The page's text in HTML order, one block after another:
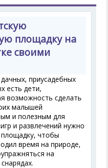
площадку на
своими
приусадебных
есть дети,
возможность сделать
малышей
и полезным для
и развлечений нужно
чтобы
время на природе,
на